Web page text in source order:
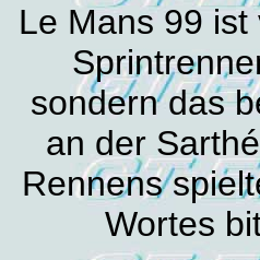
Le Mans 99
sondern das
an der
Rennens
Wortes